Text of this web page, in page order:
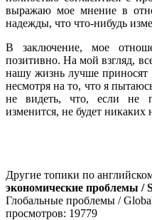
выражаю мое мнение в
надежды, что что-нибудь
В заключение, мое
позитивно. На мой взгляд,
нашу жизнь лучше
несмотря на то, что я
не видеть, что, если не
изменится, не будет никаких
Другие топики по
экономические проблемы /
Глобальные проблемы /
просмотров: 19779